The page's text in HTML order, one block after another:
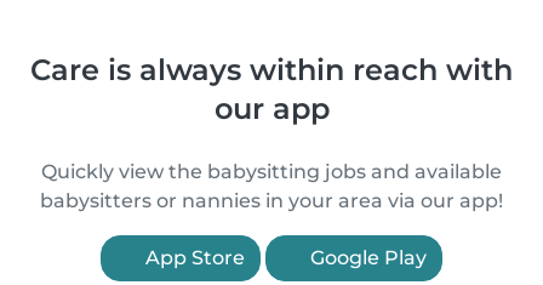
Care is always within reach with
our app
Quickly view the babysitting jobs and available
babysitters or nannies in your area via our app!
App Store Google Play